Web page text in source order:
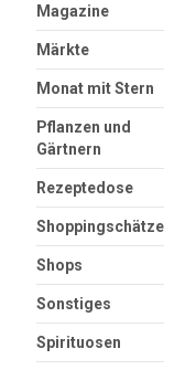
Magazine
Märkte
Monat mit Stern
Pflanzen und
Gärtnern
Rezeptedose
Shoppingschätze
Shops
Sonstiges
Spirituosen